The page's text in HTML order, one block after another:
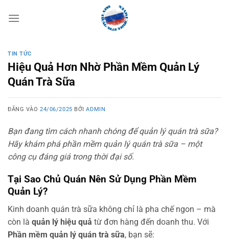
qua
TIN TỨC
Hiệu Quả Hơn Nhờ Phần Mềm Quản Lý
Quán Trà Sữa
ĐĂNG VÀO24/06/2025 BỞIADMIN
Bạn đang tìm cách nhanh chóng để quản lý quán trà sữa?
Hãy khám phá phần mềm quản lý quán trà sữa – một
công cụ đáng giá trong thời đại số.
Tại Sao Chủ Quán Nên Sử Dụng Phần Mềm
Quản Lý?
Kinh doanh quán trà sữa không chỉ là pha chế ngon – mà
còn là quản lý hiệu quả từ đơn hàng đến doanh thu. Với
Phần mềm quản lý quán trà sữa, bạn sẽ: